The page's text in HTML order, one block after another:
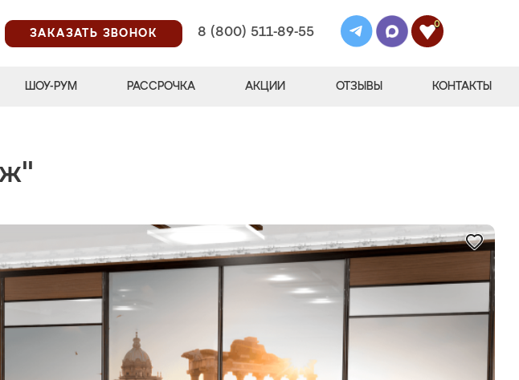
ЗАКАЗАТЬ ЗВОНОК
8 (800) 511-89-55
0
ШОУ-РУМ РАССРОЧКА АКЦИИ ОТЗЫВЫ КОНТАКТЫ